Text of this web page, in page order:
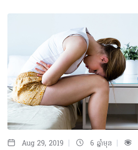
Aug 29, 2019 | 6 ឆ្នាំមុន |